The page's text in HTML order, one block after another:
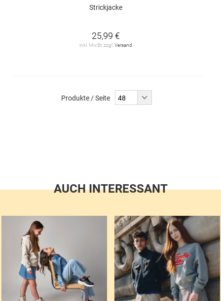
Strickjacke
25,99 €
inkl. MwSt. zzgl. Versand
Produkte / Seite
AUCH INTERESSANT